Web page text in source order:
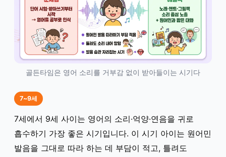
골든타임은 영어 소리를 거부감 없이 받아들이는 시기다
7~9세
7세에서 9세 사이는 영어의 소리·억양·연음을 귀로
흡수하기 가장 좋은 시기입니다. 이 시기 아이는 원어민
발음을 그대로 따라 하는 데 부담이 적고, 틀려도